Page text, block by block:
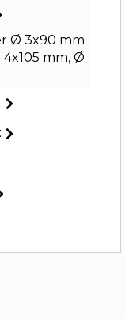
Ø 3x90 mm
mm, Ø